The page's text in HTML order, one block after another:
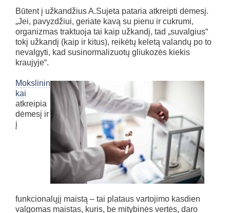
Būtent į užkandžius A.Sujeta pataria atkreipti dėmesį.
„Jei, pavyzdžiui, geriate kavą su pienu ir cukrumi,
organizmas traktuoja tai kaip užkandį, tad „suvalgius“
tokį užkandį (kaip ir kitus), reikėtų keletą valandų po to
nevalgyti, kad susinormalizuotų gliukozės kiekis
kraujyje“.
Mokslinin
kai
atkreipia
dėmesį ir
į
funkcionalųjį maistą – tai plataus vartojimo kasdien
valgomas maistas, kuris, be mitybinės vertės, daro